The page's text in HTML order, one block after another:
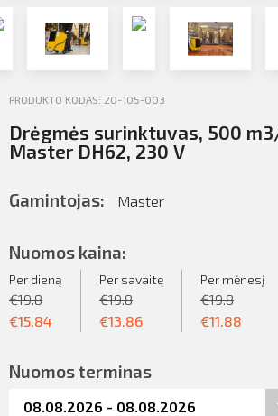
Kontaktai
Atsijungti
PRODUKTO KODAS: 20-105-003
Drėgmės surinktuvas, 500
Master DH62, 230 V
Gamintojas: Master
Nuomos kaina:
Per dieną
€19.8
€15.84
Per savaitę
€19.8
€13.86
Per mėnesį
€19.8
€11.88
Nuomos terminas